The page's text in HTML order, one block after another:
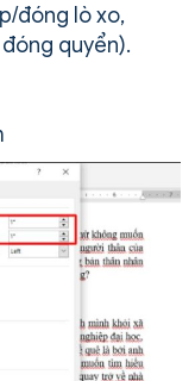
đóng lò xo,
quyển).